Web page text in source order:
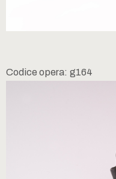
Codice opera: g164